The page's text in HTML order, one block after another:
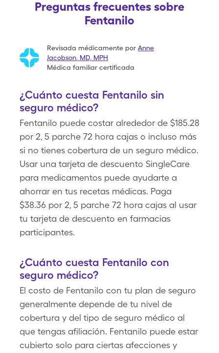
Preguntas frecuentes sobre
Fentanilo
Revisada médicamente por Anne
Jacobson MD, MPH
Médica familiar certificada
¿Cuánto cuesta Fentanilo sin
seguro médico?
Fentanilo puede costar alrededor de $185.28
por 2, 5 parche 72 hora cajas o incluso más
si no tienes cobertura de un seguro médico.
Usar una tarjeta de descuento SingleCare
para medicamentos puede ayudarte a
ahorrar en tus recetas médicas. Paga
$38.36 por 2, 5 parche 72 hora cajas al usar
tu tarjeta de descuento en farmacias
participantes.
¿Cuánto cuesta Fentanilo con
seguro médico?
El costo de Fentanilo con tu plan de seguro
generalmente depende de tu nivel de
cobertura y del tipo de seguro médico al
que tengas afiliación. Fentanilo puede estar
cubierto solo para ciertas afecciones y